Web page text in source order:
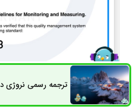
ترجمه رسمی نروژیراه های ارتباطی